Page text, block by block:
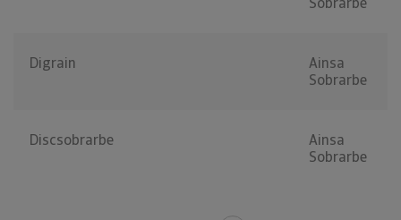
Digrain
Ainsa
Sobrarbe
Discsobrarbe
Ainsa
Sobrarbe